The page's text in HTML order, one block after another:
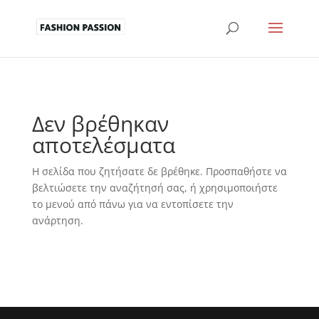
Δεν βρέθηκαν
αποτελέσματα
Η σελίδα που ζητήσατε δε βρέθηκε. Προσπαθήστε να
βελτιώσετε την αναζήτησή σας, ή χρησιμοποιήστε
το μενού από πάνω για να εντοπίσετε την
ανάρτηση.